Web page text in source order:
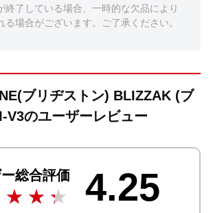
終了している場合、一時的な欠品により
る場合がございます。ご了承ください。
ブリヂストン) BLIZZAK (ブ
V3のユーザーレビュー
総合評価 4.25